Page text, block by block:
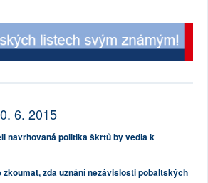
6. 2015
navrhovaná politika škrtů by vedla k
zkoumat, zda uznání nezávislosti pobaltských